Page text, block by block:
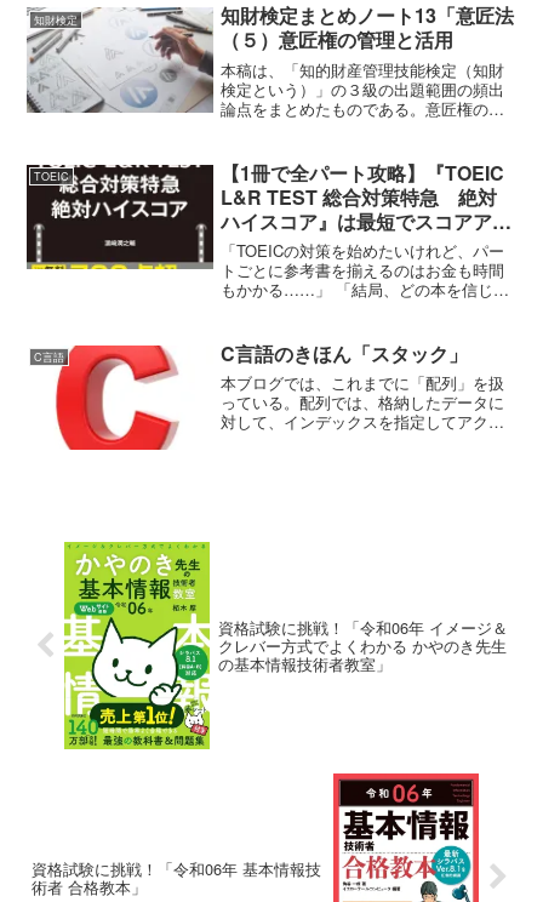
知財検定
知財検定まとめノート13「意匠法
（５）意匠権の管理と活用
本稿は、「知的財産管理技能検定（知財
検定という）」の３級の出題範囲の頻出
論点をまとめたものである。意匠権の発
内に第１年分の登録料の納付をし、意匠
権の設定登録がされると...
TOEIC
【1冊で全パート攻略】『TOEIC
L&R TEST 総合対策特急 絶対
ハイスコア』は最短でスコアアッ
プしたい人の味方！
「TOEICの対策を始めたいけれど、パー
トごとに参考書を揃えるのはお金も時間
もかかる……」 「結局、どの本を信じて
したい1冊がある。『TOEIC L&R TEST
総合...
C言語 C言語のきほん「スタック」
本ブログでは、これまでに「配列」を扱
っている。配列では、格納したデータに
対して、インデックスを指定してアクセ
資格試験に挑戦！「令和06年 イメージ＆
クレバー方式でよくわかる かやのき先生
の基本情報技術者教室」
資格試験に挑戦！「令和06年 基本情報技
術者 合格教本」